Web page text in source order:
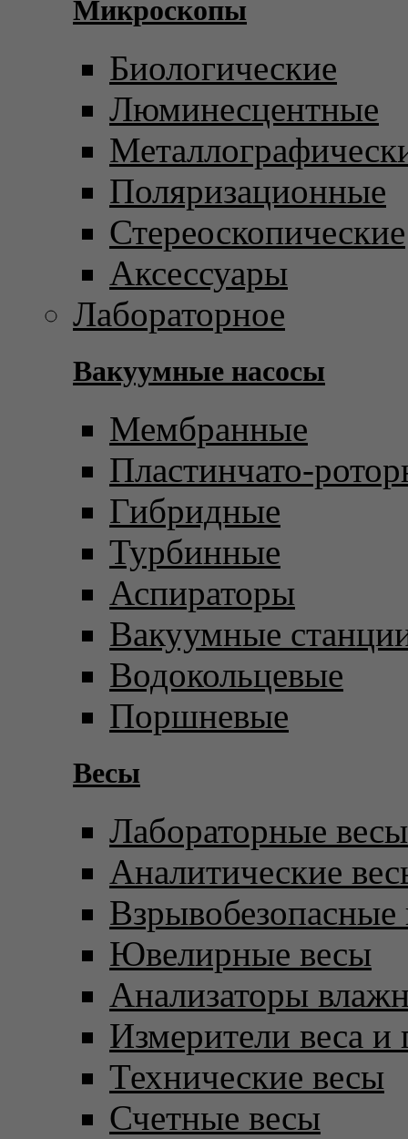
Микроскопы
Биологические
Люминесцентные
Поляризационные
Стереоскопические
Аксессуары
Лабораторное
Вакуумные насосы
Мембранные
Пластинчато-
Гибридные
Турбинные
Аспираторы
Вакуумные
Водокольцевые
Поршневые
Весы
Лабораторные весы
Аналитические
Взрывобезопасные
Ювелирные весы
Анализаторы
Измерители веса и
Технические весы
Счетные весы